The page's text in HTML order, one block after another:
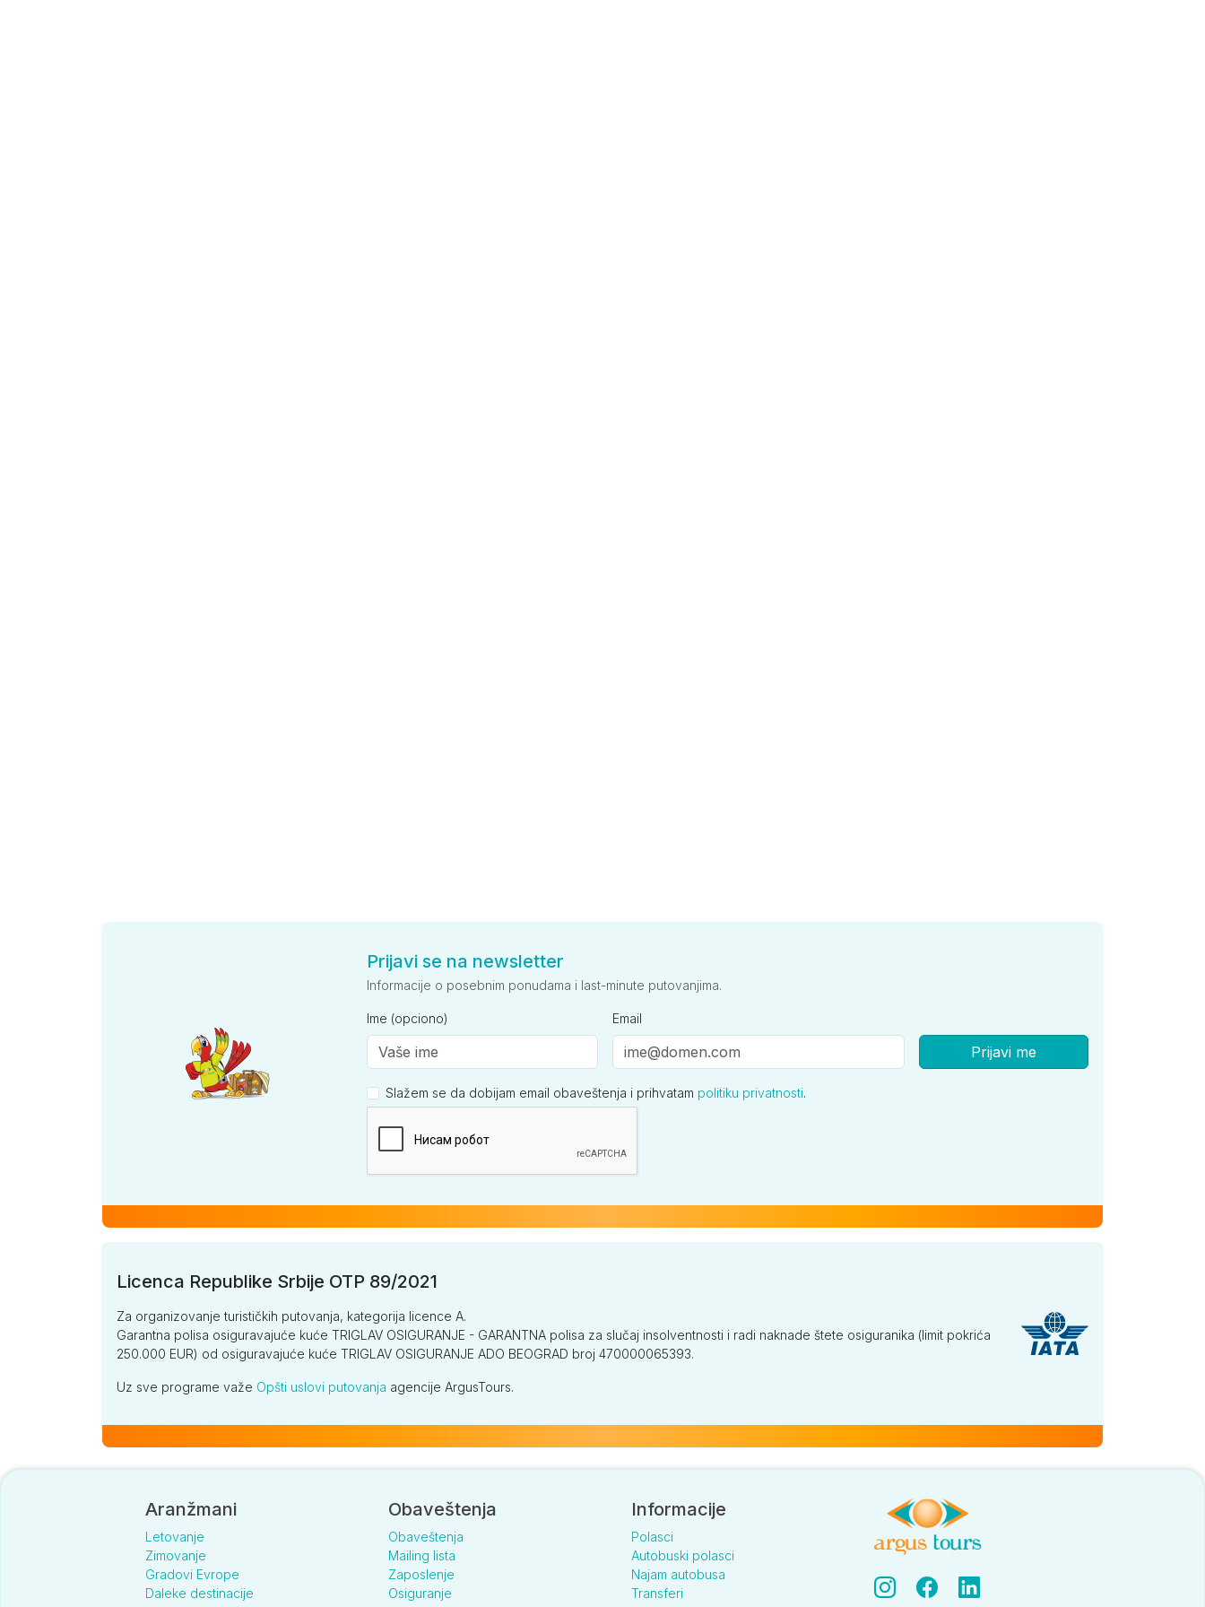
Prijavi se na newsletter
Informacije o posebnim ponudama i last-minute putovanjima.
Ime (opciono) Email
Prijavi me
Slažem se da dobijam email obaveštenja i prihvatam politiku privatnosti.
Licenca Republike Srbije OTP 89/2021
Za organizovanje turističkih putovanja, kategorija licence A.
Garantna polisa osiguravajuće kuće TRIGLAV OSIGURANJE - GARANTNA polisa za slučaj insolventnosti i radi naknade štete osiguranika (limit pokrića
250.000 EUR) od osiguravajuće kuće TRIGLAV OSIGURANJE ADO BEOGRAD broj 470000065393.
Uz sve programe važe Opšti uslovi putovanja agencije ArgusTours.
Aranžmani
Letovanje
Zimovanje
Gradovi Evrope
Daleke destinacije
Obaveštenja
Obaveštenja
Mailing lista
Zaposlenje
Osiguranje
Informacije
Polasci
Autobuski polasci
Najam autobusa
Transferi